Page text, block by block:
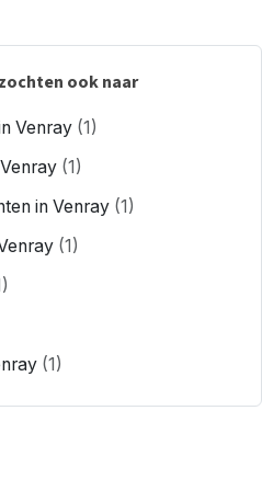
ook naar
Venray (1)
(1)
in Venray (1)
(1)
(1)